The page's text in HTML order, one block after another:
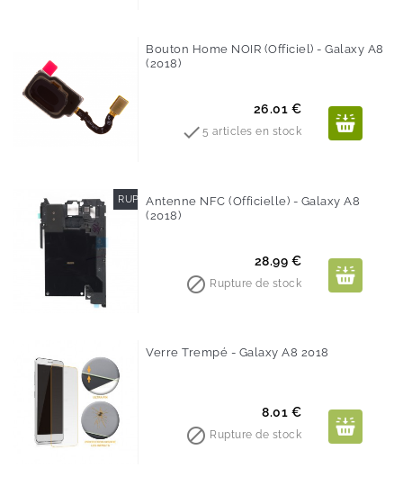
Bouton Home NOIR (Officiel) - Galaxy A8
(2018)
Prix
26.01 €
 5 articles en stock
RUPTURE DE STOCK
Antenne NFC (Officielle) - Galaxy A8
(2018)
Prix
28.99 €
 Rupture de stock
Verre Trempé - Galaxy A8 2018
Prix
8.01 €
 Rupture de stock